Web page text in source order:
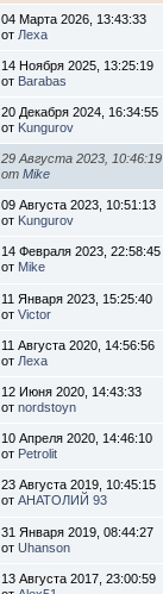
04 Марта 2026, 13:43:33
от Леха
14 Ноября 2025, 13:25:19
от Barabas
20 Декабря 2024, 16:34:55
от Kungurov
29 Августа 2023, 10:46:19
отMike
09 Августа 2023, 10:51:13
от Kungurov
14 Февраля 2023, 22:58:45
от Mike
11 Января 2023, 15:25:40
отVictor
11 Августа 2020, 14:56:56
от Леха
12 Июня 2020, 14:43:33
отnordstoyn
10 Апреля 2020, 14:46:10
от Petrolit
23 Августа 2019, 10:45:15
отАНАТОЛИЙ 93
31 Января 2019, 08:44:27
отUhanson
13 Августа 2017, 23:00:59